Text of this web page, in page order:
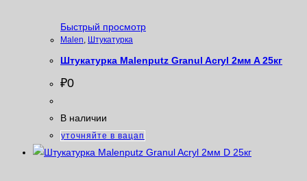
Быстрый просмотр
Malen, Штукатурка
Штукатурка Malenputz Granul Acryl 2мм A 25кг
₽0
В наличии
уточняйте в вацап